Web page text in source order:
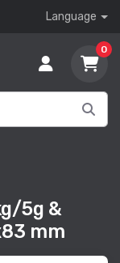
Language
0
5g &
mm